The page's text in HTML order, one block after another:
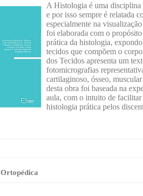
A Histologia é uma disciplina
e por isso sempre é relatada
especialmente na
foi elaborada com o
prática da histologia,
tecidos que compõem o
dos Tecidos apresenta um
fotomicrografias
cartilaginoso, ósseo,
desta obra foi baseada na
aula, com o intuito de
histologia prática pelos